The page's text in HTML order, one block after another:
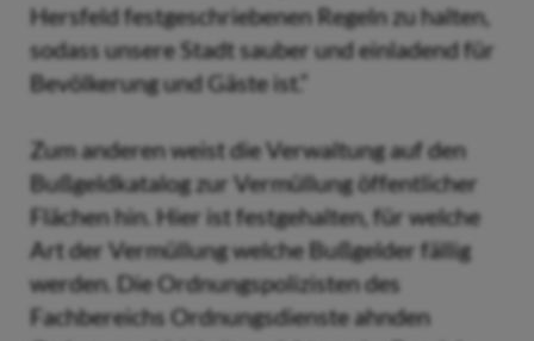
Hersfeld festgeschriebenen Regeln zu halten,
sodass unsere Stadt sauber und einladend für
Bevölkerung und Gäste ist.“
Zum anderen weist die Verwaltung auf den
Bußgeldkatalog zur Vermüllung öffentlicher
Flächen hin. Hier ist festgehalten, für welche
Art der Vermüllung welche Bußgelder fällig
werden. Die Ordnungspolizisten des
Fachbereichs Ordnungsdienste ahnden